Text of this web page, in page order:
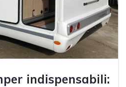
indispensabili: